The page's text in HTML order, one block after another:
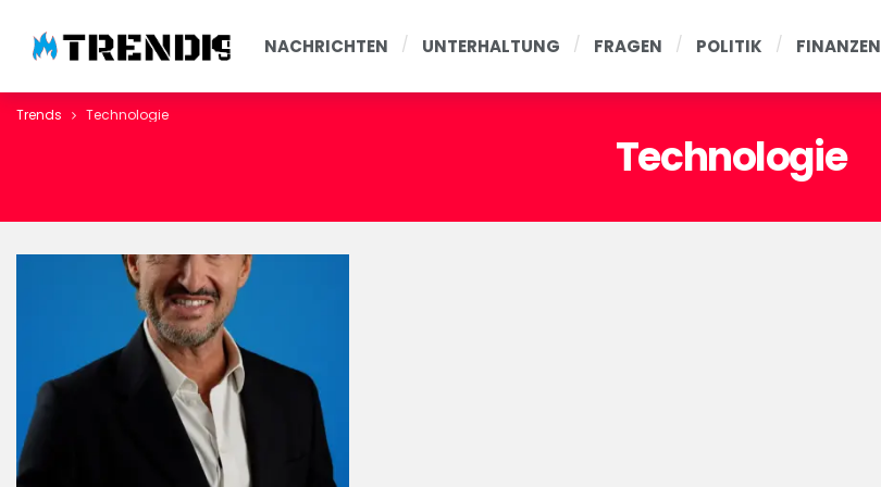
NACHRICHTEN UNTERHALTUNG FRAGEN POLITIK FINANZEN
Trends Technologie
Technologie